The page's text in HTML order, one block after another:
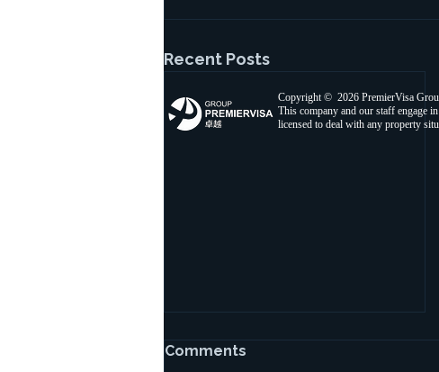
Recent Posts
Comments
Copyright © 2026 PremierVisa
This company and our staff engage
licensed to deal with any property